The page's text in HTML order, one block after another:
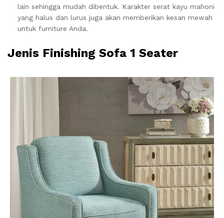
lain sehingga mudah dibentuk. Karakter serat kayu mahoni
yang halus dan lurus juga akan memberikan kesan mewah
untuk furniture Anda.
Jenis Finishing Sofa 1 Seater